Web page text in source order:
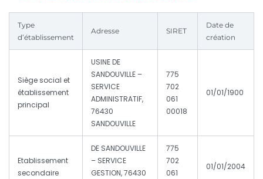
Type
d’établissement
Adresse SIRET
Date de
création
Siège social et
établissement
principal
USINE DE
SANDOUVILLE –
SERVICE
ADMINISTRATIF,
76430
SANDOUVILLE
775
702
061
00018
01/01/1900
Etablissement
secondaire
DE SANDOUVILLE
– SERVICE
GESTION, 76430
775
702
061
01/01/2004